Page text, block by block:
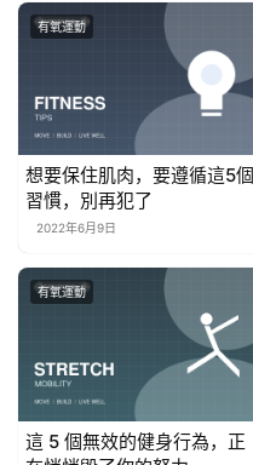
有氧運動
想要保住肌肉，要遵循這5個
習慣，別再犯了
2022年6月9日
有氧運動
這 5 個無效的健身行為，正